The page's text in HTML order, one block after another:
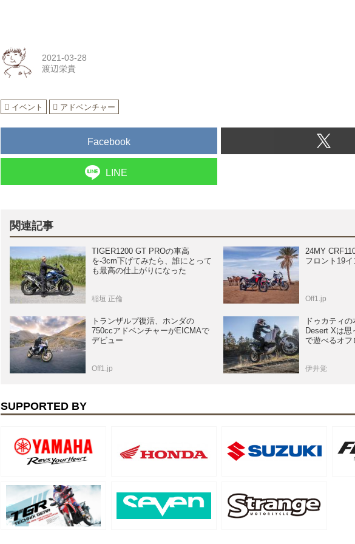
2021-03-28
渡辺栄貴
イベント アドベンチャー
Facebook
LINE
関連記事
TIGER1200 GT PROの車高
を-3cm下げてみたら、誰にとって
も最高の仕上がりになった
稲垣 正倫
24MY
フロント19
Off1.jp
トランザルプ復活、ホンダの
750ccアドベンチャーがEICMAで
デビュー
Off1.jp
ドゥカティの
Desert Xは思
で遊べるオフ
伊井覚
SUPPORTED BY